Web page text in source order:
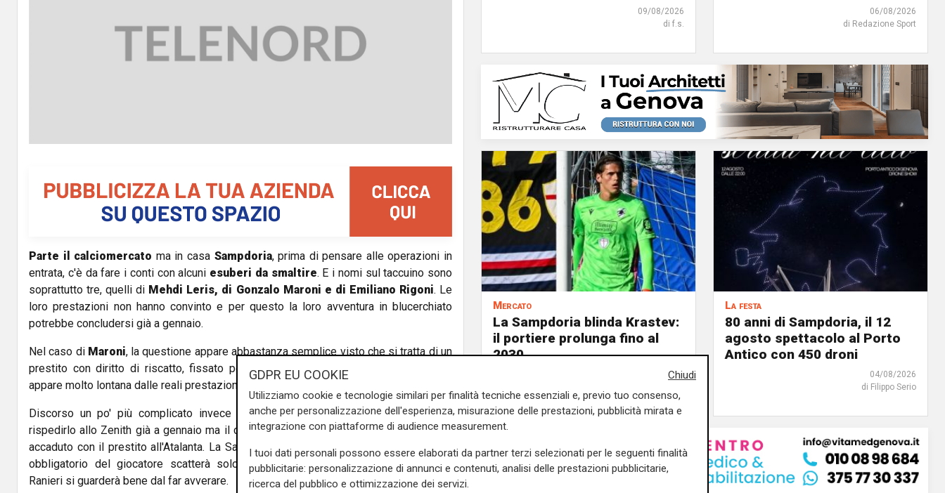
Parte il calciomercato ma in casa Sampdoria, prima di pensare alle operazioni in
entrata, c'è da fare i conti con alcuni esuberi da smaltire. E i nomi sul taccuino sono
soprattutto tre, quelli di Mehdi Leris, di Gonzalo Maroni e di Emiliano Rigoni. Le
loro prestazioni non hanno convinto e per questo la loro avventura in blucerchiato
potrebbe concludersi già a gennaio.
Nel caso di Maroni, la questione appare abbastanza semplice visto che si tratta di un
prestito con diritto di riscatto, fissato peraltro a 15 milioni, cifra che al momento
appare molto lontana dalle reali prestazioni offerte dal trequartista ex-Boca.
Discorso un po' più complicato invece perRigoni. I blucerchiati punterebbero a
rispedirlo allo Zenith già a gennaio ma il club russo non vorrebbe ripetere quanto già
accaduto con il prestito all'Atalanta. La Samp però ha dalla sua il fatto che il riscatto
obbligatorio del giocatore scatterà solo alla 20esima presenza, condizione che
Ranieri si guarderà bene dal far avverare.
09/08/2026
di f.s.
06/08/2026
di Redazione Sport
Mercato
La Sampdoria blinda Krastev:
il portiere prolunga fino al
2030
05/08/2026
La festa
80 anni di Sampdoria, il 12
agosto spettacolo al Porto
Antico con 450 droni
04/08/2026
di Filippo Serio
Chiudi
GDPR EU COOKIE
Utilizziamo cookie e tecnologie similari per finalità tecniche essenziali e, previo tuo consenso,
anche per personalizzazione dell'esperienza, misurazione delle prestazioni, pubblicità mirata e
integrazione con piattaforme di audience measurement.
I tuoi dati personali possono essere elaborati da partner terzi selezionati per le seguenti finalità
pubblicitarie: personalizzazione di annunci e contenuti, analisi delle prestazioni pubblicitarie,
ricerca del pubblico e ottimizzazione dei servizi.